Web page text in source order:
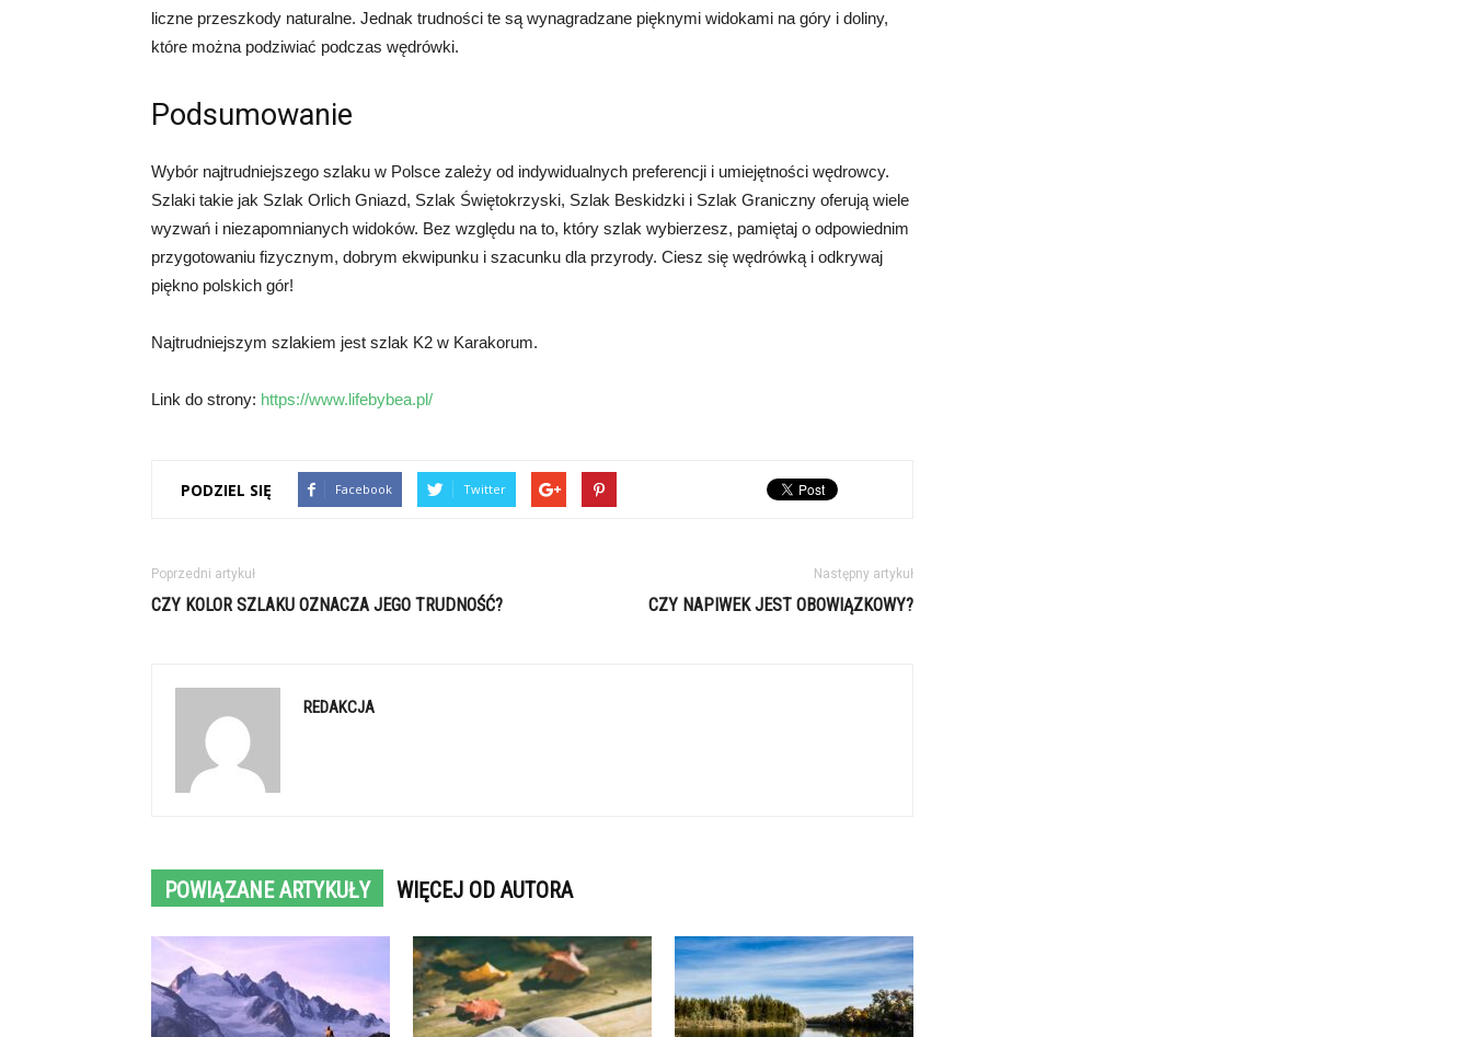
liczne przeszkody naturalne. Jednak trudności te są wynagradzane pięknymi widokami na góry i doliny,
które można podziwiać podczas wędrówki.
Podsumowanie
Wybór najtrudniejszego szlaku w Polsce zależy od indywidualnych preferencji i umiejętności wędrowcy.
Szlaki takie jak Szlak Orlich Gniazd, Szlak Świętokrzyski, Szlak Beskidzki i Szlak Graniczny oferują wiele
wyzwań i niezapomnianych widoków. Bez względu na to, który szlak wybierzesz, pamiętaj o odpowiednim
przygotowaniu fizycznym, dobrym ekwipunku i szacunku dla przyrody. Ciesz się wędrówką i odkrywaj
piękno polskich gór!
Najtrudniejszym szlakiem jest szlak K2 w Karakorum.
Link do strony: https://www.lifebybea.pl/
PODZIEL SIĘ Facebook Twitter
Poprzedni artykuł
CZY KOLOR SZLAKU OZNACZA JEGO TRUDNOŚĆ?
Następny artykuł
CZY NAPIWEK JEST OBOWIĄZKOWY?
REDAKCJA
POWIĄZANE ARTYKUŁY WIĘCEJ OD AUTORA